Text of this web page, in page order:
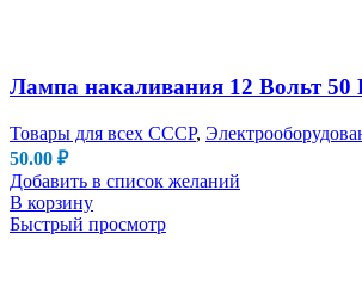
Лампа накаливания 12 Вольт 50
Товары для всех СССР,
50.00 ₽
Добавить в список желаний
В корзину
Быстрый просмотр